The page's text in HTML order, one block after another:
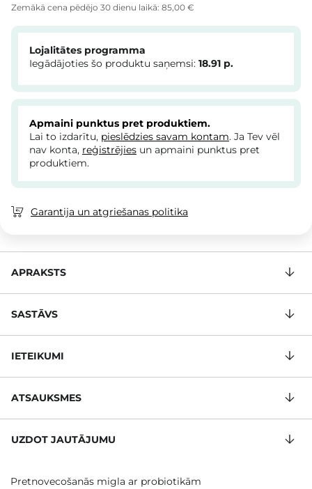
Zemākā cena pēdējo 30 dienu laikā: 85,00 €
Lojalitātes programma
Iegādājoties šo produktu saņemsi: 18.91 p.
Apmaini punktus pret produktiem.
Lai to izdarītu, pieslēdzies savam kontam. Ja Tev vēl
nav konta, reģistrējies un apmaini punktus pret
produktiem.
Garantija un atgriešanas politika
APRAKSTS
SASTĀVS
IETEIKUMI
ATSAUKSMES
UZDOT JAUTĀJUMU
Pretnovecošanās migla ar probiotikām